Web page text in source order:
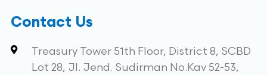
Contact Us
Treasury Tower 51th Floor, District 8, SCBD
Lot 28, Jl. Jend. Sudirman No.Kav 52-53,